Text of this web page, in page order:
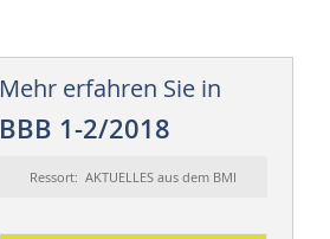
Mehr erfahren Sie in
BBB 1-2/2018
Ressort: AKTUELLES aus dem BMI